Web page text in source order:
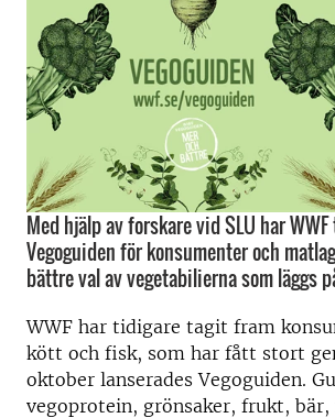
Med hjälp av forskare vid SLU har
Vegoguiden för konsumenter och
bättre val av vegetabilierna som läggs
WWF har tidigare tagit fram
kött och fisk, som har fått stort
oktober lanserades Vegoguiden.
vegoprotein, grönsaker, frukt,